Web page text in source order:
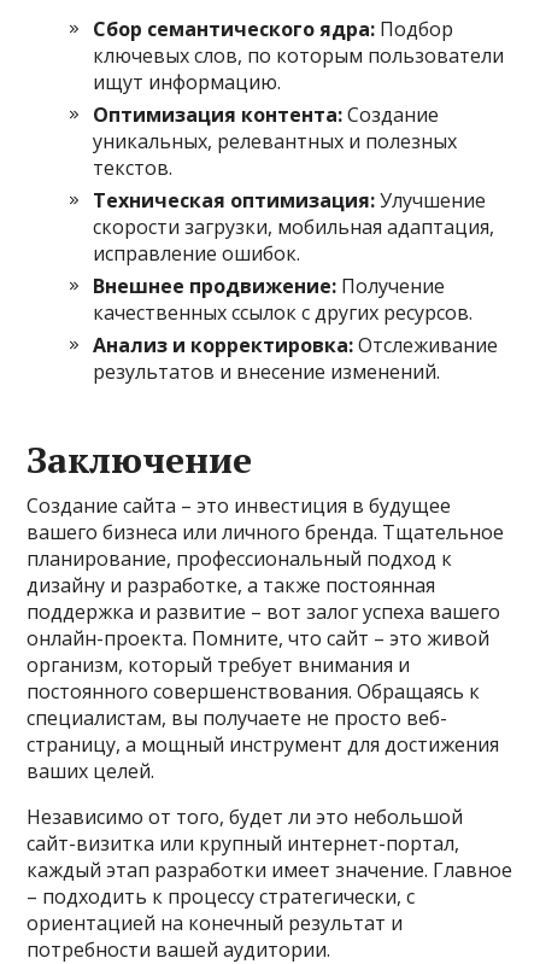
Сбор семантического ядра: Подбор
ключевых слов, по которым пользователи
ищут информацию.
Оптимизация контента:Создание
уникальных, релевантных и полезных
текстов.
Техническая оптимизация:Улучшение
скорости загрузки, мобильная адаптация,
исправление ошибок.
Внешнее продвижение: Получение
качественных ссылок с других ресурсов.
Анализ и корректировка:Отслеживание
результатов и внесение изменений.
Заключение
Создание сайта – это инвестиция в будущее
вашего бизнеса или личного бренда. Тщательное
планирование, профессиональный подход к
дизайну и разработке, а также постоянная
поддержка и развитие – вот залог успеха вашего
онлайн-проекта. Помните, что сайт – это живой
организм, который требует внимания и
постоянного совершенствования. Обращаясь к
специалистам, вы получаете не просто веб-
страницу, а мощный инструмент для достижения
ваших целей.
Независимо от того, будет ли это небольшой
сайт-визитка или крупный интернет-портал,
каждый этап разработки имеет значение. Главное
– подходить к процессу стратегически, с
ориентацией на конечный результат и
потребности вашей аудитории.